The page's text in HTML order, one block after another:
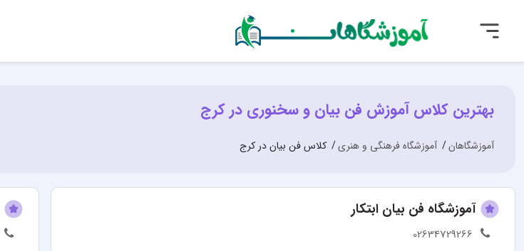
بهترین کلاس آموزش فن بیان و سخنوری در کرج
آموزشگاهان آموزشگاه فرهنگی و هنری کلاس فن بیان در کرج
آموزشگاه فن بیان ابتکار
02634729266